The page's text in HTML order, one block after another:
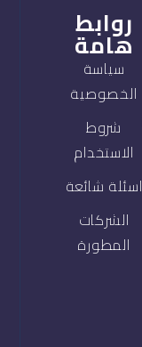
روابط
هامة
سياسة
الخصوصية
شروط
الاستخدام
اسئلة شائعة
الشركات
المطورة